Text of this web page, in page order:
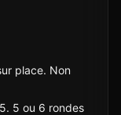
place. Non
5 ou 6 rondes